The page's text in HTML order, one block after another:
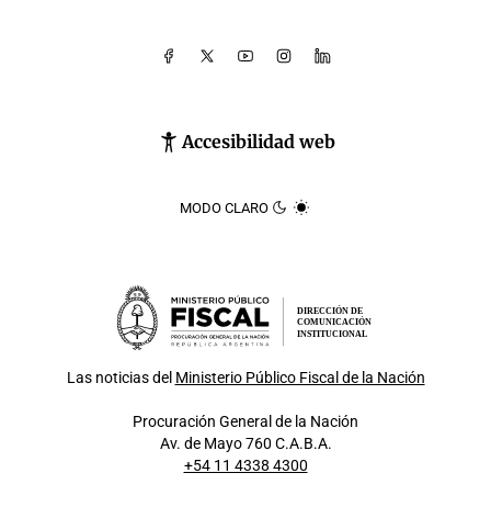
Accesibilidad web
MODO CLARO
DIRECCIÓN DE
COMUNICACIÓN
INSTITUCIONAL
Las noticias del Ministerio Público Fiscal de la Nación
Procuración General de la Nación
Av. de Mayo 760 C.A.B.A.
+54 11 4338 4300